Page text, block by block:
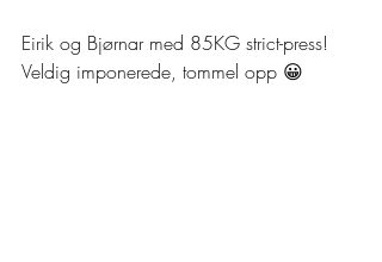
Eirik og Bjørnar med 85KG strict-press!
Veldig imponerede, tommel opp 😀